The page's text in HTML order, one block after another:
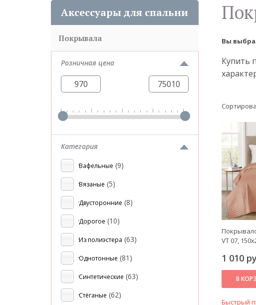
Аксессуары для спальни
Покрывала
Розничная цена
Категория
Вафельные (9)
Вязаные (5)
Двусторонние (8)
Дорогое (10)
Из полиэстера (63)
Однотонные (81)
Синтетические (63)
Стёганые (62)
Вы
Купить
VT 07,
1 010
В
Быстрый